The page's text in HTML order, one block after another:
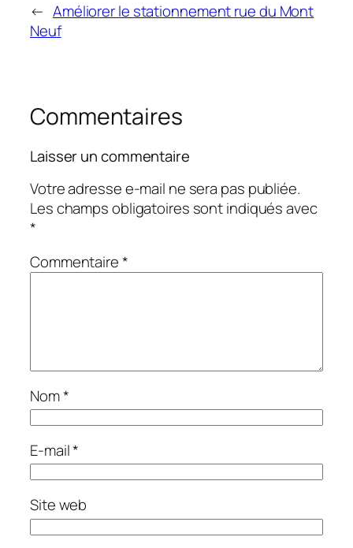
← Améliorer le stationnement rue du Mont
Neuf
Commentaires
Laisser un commentaire
Votre adresse e-mail ne sera pas publiée.
Les champs obligatoires sont indiqués avec
*
Commentaire*
Nom*
E-mail*
Site web